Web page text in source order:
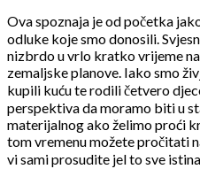
Ova spoznaja je od početka
odluke koje smo donosili.
nizbrdo u vrlo kratko vrijeme
zemaljske planove. Iako smo
kupili kuću te rodili četvero
perspektiva da moramo biti u
materijalnog ako želimo proći
tom vremenu možete pročitati
vi sami prosudite jel to sve